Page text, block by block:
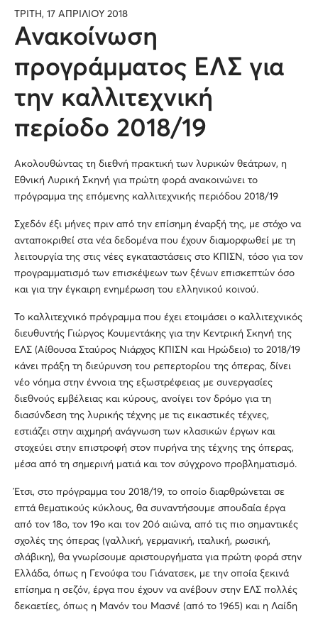
ΤΡΙΤΗ, 17 ΑΠΡΙΛΙΟΥ 2018
Ανακοίνωση
προγράμματος ΕΛΣ για
την καλλιτεχνική
περίοδο 2018/19
Ακολουθώντας τη διεθνή πρακτική των λυρικών θεάτρων, η
Εθνική Λυρική Σκηνή για πρώτη φορά ανακοινώνει το
πρόγραμμα της επόμενης καλλιτεχνικής περιόδου 2018/19
Σχεδόν έξι μήνες πριν από την επίσημη έναρξή της, με στόχο να
ανταποκριθεί στα νέα δεδομένα που έχουν διαμορφωθεί με τη
λειτουργία της στις νέες εγκαταστάσεις στο ΚΠΙΣΝ, τόσο για τον
προγραμματισμό των επισκέψεων των ξένων επισκεπτών όσο
και για την έγκαιρη ενημέρωση του ελληνικού κοινού.
Το καλλιτεχνικό πρόγραμμα που έχει ετοιμάσει ο καλλιτεχνικός
διευθυντής Γιώργος Κουμεντάκης για την Κεντρική Σκηνή της
ΕΛΣ (Αίθουσα Σταύρος Νιάρχος ΚΠΙΣΝ και Ηρώδειο) το 2018/19
κάνει πράξη τη διεύρυνση του ρεπερτορίου της όπερας, δίνει
νέο νόημα στην έννοια της εξωστρέφειας με συνεργασίες
διεθνούς εμβέλειας και κύρους, ανοίγει τον δρόμο για τη
διασύνδεση της λυρικής τέχνης με τις εικαστικές τέχνες,
εστιάζει στην αιχμηρή ανάγνωση των κλασικών έργων και
στοχεύει στην επιστροφή στον πυρήνα της τέχνης της όπερας,
μέσα από τη σημερινή ματιά και τον σύγχρονο προβληματισμό.
Έτσι, στο πρόγραμμα του 2018/19, το οποίο διαρθρώνεται σε
επτά θεματικούς κύκλους, θα συναντήσουμε σπουδαία έργα
από τον 18ο, τον 19ο και τον 20ό αιώνα, από τις πιο σημαντικές
σχολές της όπερας (γαλλική, γερμανική, ιταλική, ρωσική,
σλάβικη), θα γνωρίσουμε αριστουργήματα για πρώτη φορά στην
Ελλάδα, όπως η Γενούφα του Γιάνατσεκ, με την οποία ξεκινά
επίσημα η σεζόν, έργα που έχουν να ανέβουν στην ΕΛΣ πολλές
δεκαετίες, όπως η Μανόν του Μασνέ (από το 1965) και η Λαίδη